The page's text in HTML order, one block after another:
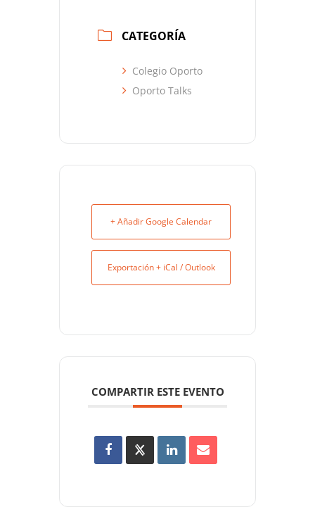
CATEGORÍA
Colegio Oporto
Oporto Talks
+ Añadir Google Calendar
Exportación + iCal / Outlook
COMPARTIR ESTE EVENTO